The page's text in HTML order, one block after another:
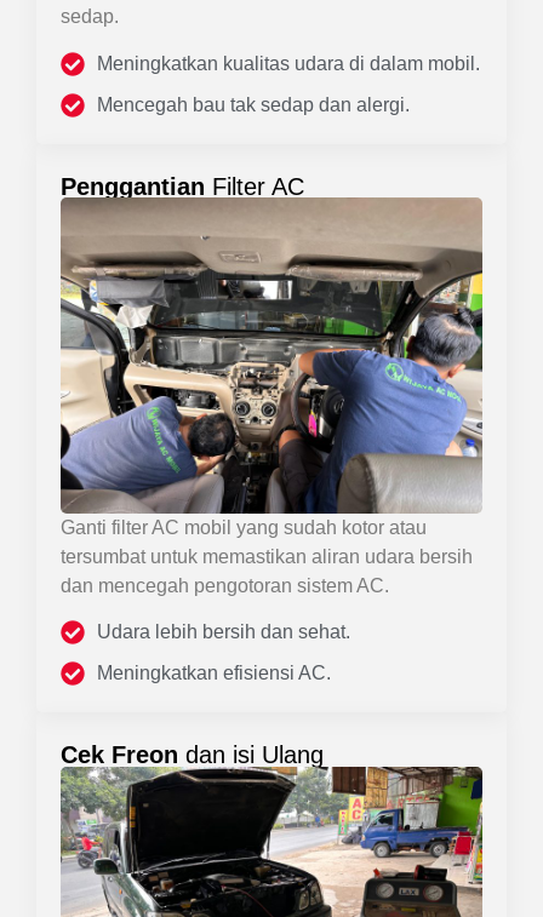
sedap.
Meningkatkan kualitas udara di dalam mobil.
Mencegah bau tak sedap dan alergi.
Penggantian Filter AC
Ganti filter AC mobil yang sudah kotor atau
tersumbat untuk memastikan aliran udara bersih
dan mencegah pengotoran sistem AC.
Udara lebih bersih dan sehat.
Meningkatkan efisiensi AC.
Cek Freon dan isi Ulang